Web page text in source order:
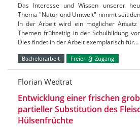
Das Interesse und Wissen unserer
Thema "Natur und Umwelt" nimmt seit
In der Arbeit wird ein möglicher Ansatz
Themen frühzeitig in der Schulbildung
Dies findet in der Arbeit exemplarisch für…
Bachelorarbeit Freier Zugang
Florian Wedtrat
Entwicklung einer frischen
partieller Substitution des
Hülsenfrüchte